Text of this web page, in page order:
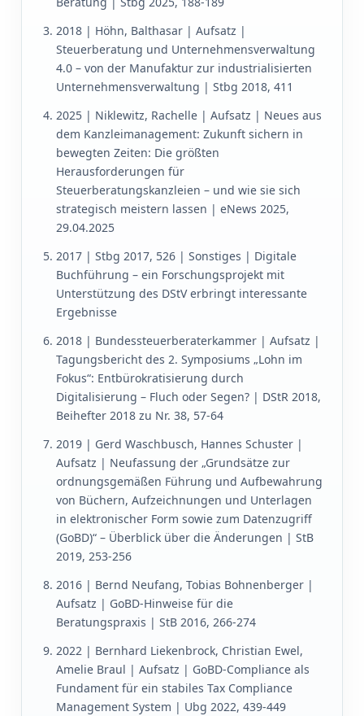
2018 | Höhn, Balthasar | Aufsatz |
Steuerberatung und Unternehmensverwaltung
4.0 – von der Manufaktur zur industrialisierten
Unternehmensverwaltung | Stbg 2018, 411
2025 | Niklewitz, Rachelle | Aufsatz | Neues aus
dem Kanzleimanagement: Zukunft sichern in
bewegten Zeiten: Die größten
Herausforderungen für
Steuerberatungskanzleien – und wie sie sich
strategisch meistern lassen | eNews 2025,
29.04.2025
2017 | Stbg 2017, 526 | Sonstiges | Digitale
Buchführung – ein Forschungsprojekt mit
Unterstützung des DStV erbringt interessante
Ergebnisse
2018 | Bundessteuerberaterkammer | Aufsatz |
Tagungsbericht des 2. Symposiums „Lohn im
Fokus“: Entbürokratisierung durch
Digitalisierung – Fluch oder Segen? | DStR 2018,
Beihefter 2018 zu Nr. 38, 57-64
2019 | Gerd Waschbusch, Hannes Schuster |
Aufsatz | Neufassung der „Grundsätze zur
ordnungsgemäßen Führung und Aufbewahrung
von Büchern, Aufzeichnungen und Unterlagen
in elektronischer Form sowie zum Datenzugriff
(GoBD)“ – Überblick über die Änderungen | StB
2019, 253-256
2016 | Bernd Neufang, Tobias Bohnenberger |
Aufsatz | GoBD-Hinweise für die
Beratungspraxis | StB 2016, 266-274
2022 | Bernhard Liekenbrock, Christian Ewel,
Amelie Braul | Aufsatz | GoBD-Compliance als
Fundament für ein stabiles Tax Compliance
Management System | Ubg 2022, 439-449